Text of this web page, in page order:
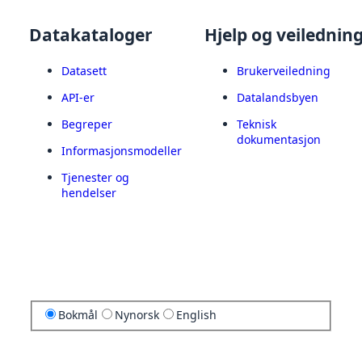
Datakataloger
Datasett
API-er
Begreper
Informasjonsmodeller
Tjenester og
hendelser
Hjelp og
Brukerveiledning
Datalandsbyen
Teknisk
dokumentasjon
Bokmål Nynorsk English